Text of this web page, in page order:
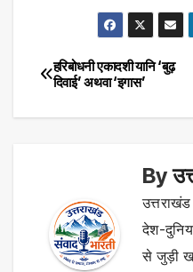
Post
navigation
हरिबोधनी एकादशी यानि ‘बुढ़
दिवाई’ अथवा ‘इगास’
By
देश-
से जुड़ी